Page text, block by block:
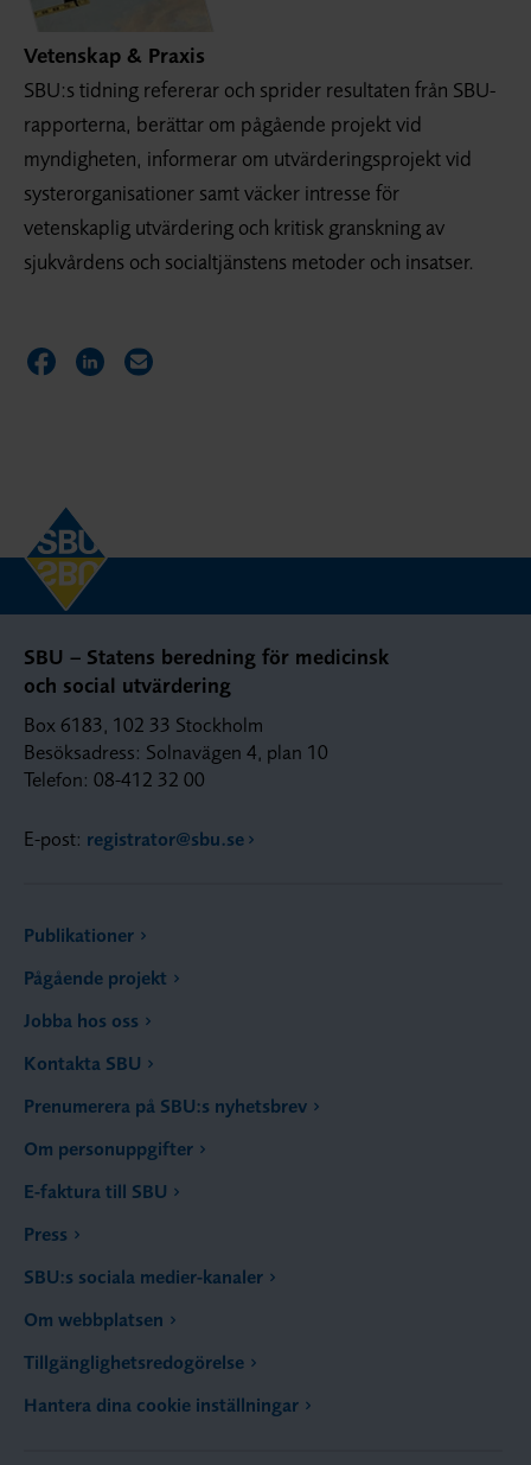
Vetenskap & Praxis
SBU:s tidning refererar och sprider resultaten från SBU-
rapporterna, berättar om pågående projekt vid
myndigheten, informerar om utvärderings­projekt vid
syster­organisationer samt väcker intresse för
vetenskaplig utvärdering och kritisk granskning av
sjukvårdens och socialtjänstens metoder och insatser.
Dela sidan på Facebook
Dela sidan på LinkedIn
Dela sidan via E-post
SBU – Statens beredning för medicinsk
och social utvärdering
Box 6183, 102 33 Stockholm
Besöksadress: Solnavägen 4, plan 10
Telefon: 08-412 32 00
E-post: registrator@sbu.se
Publikationer
Pågående projekt
Jobba hos oss
Kontakta SBU
Prenumerera på SBU:s nyhetsbrev
Om personuppgifter
E-faktura till SBU
Press
SBU:s sociala medier-kanaler
Om webbplatsen
Tillgänglighetsredogörelse
Hantera dina cookie inställningar